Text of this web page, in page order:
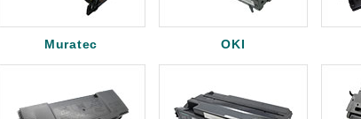
Muratec OKI